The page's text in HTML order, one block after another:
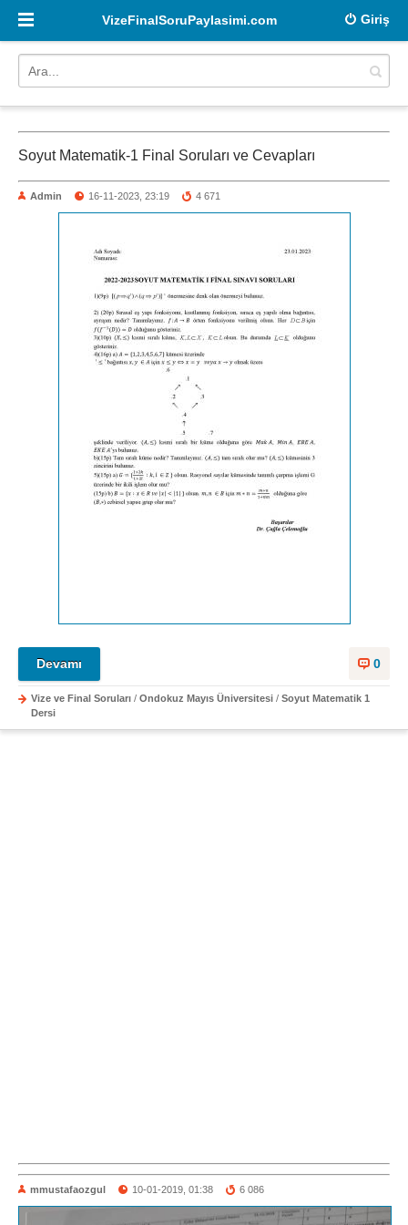
Giriş
VizeFinalSoruPaylasimi.com
Soyut Matematik-1 Final Soruları ve Cevapları
Admin 16-11-2023, 23:19 4 671
0
Devamı
Vize ve Final Soruları / Ondokuz Mayıs Üniversitesi / Soyut Matematik 1
Dersi
mmustafaozgul 10-01-2019, 01:38 6 086